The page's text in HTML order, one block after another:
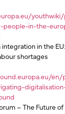
people-in-the-
in the
shortages
– The Future